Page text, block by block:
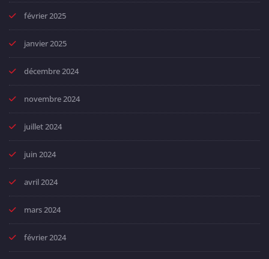
février 2025
janvier 2025
décembre 2024
novembre 2024
juillet 2024
juin 2024
avril 2024
mars 2024
février 2024